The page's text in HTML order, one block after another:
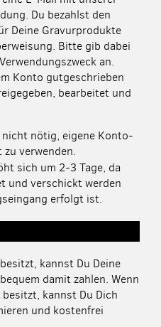
Du bezahlst den
Deine Gravurprodukte
Bitte gib dabei
an.
Konto gutgeschrieben
bearbeitet und
nicht nötig, eigene Konto-
verwenden.
sich um 2-3 Tage, da
und verschickt werden
erfolgt ist.
kannst Du Deine
damit zahlen. Wenn
kannst Du Dich
und kostenfrei